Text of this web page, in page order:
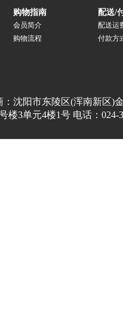
购物指南
会员简介
购物流程
配送/
配送运
付款方
：沈阳市东陵区(浑南新区)
3单元4楼1号 电话：024-